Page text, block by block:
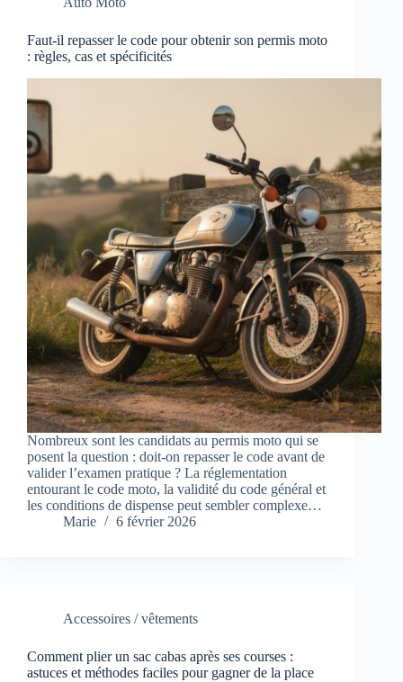
Faut-il repasser le code pour obtenir son permis moto
: règles, cas et spécificités
Nombreux sont les candidats au permis moto qui se
posent la question : doit-on repasser le code avant de
valider l’examen pratique ? La réglementation
entourant le code moto, la validité du code général et
les conditions de dispense peut sembler complexe…
Marie
6 février 2026
Accessoires / vêtements
Comment plier un sac cabas après ses courses :
astuces et méthodes faciles pour gagner de la place